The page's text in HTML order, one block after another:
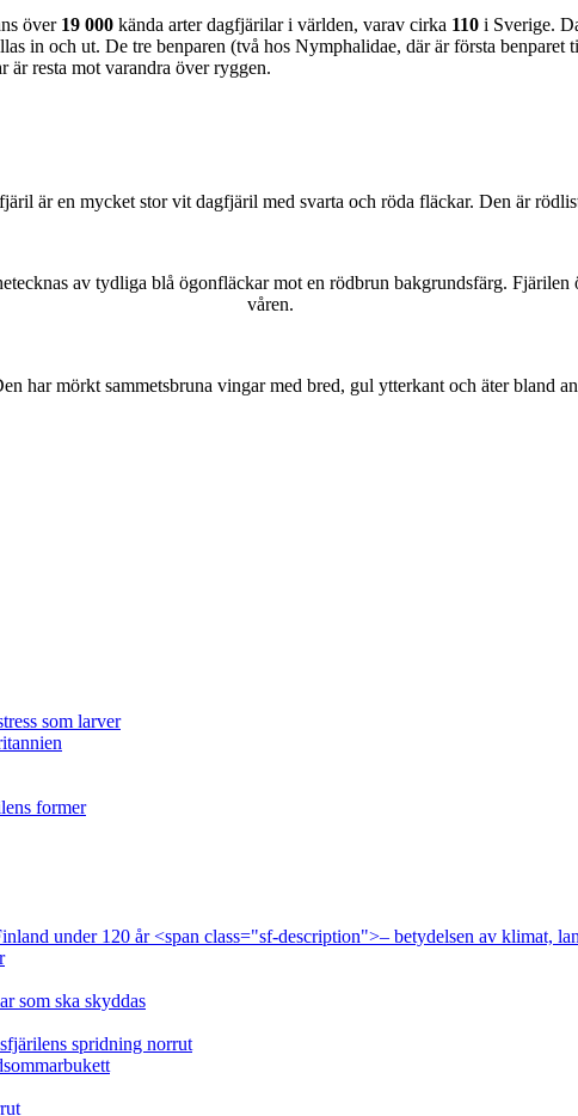
över 19 000 kända arter dagfjärilar i världen, varav cirka 110 i Sverige.
in och ut. De tre benparen (två hos Nymphalidae, där är första
är resta mot varandra över ryggen.
är en mycket stor vit dagfjäril med svarta och röda fläckar. Den är
av tydliga blå ögonfläckar mot en rödbrun bakgrundsfärg.
våren.
har mörkt sammetsbruna vingar med bred, gul ytterkant och äter bland
som larver
former
under 120 år <span class="sf-description">– betydelsen av klimat,
som ska skyddas
spridning norrut